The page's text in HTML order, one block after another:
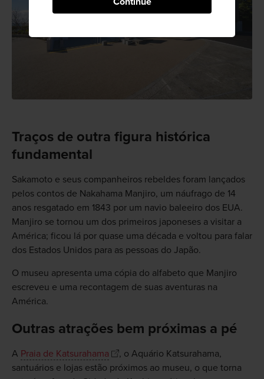
Traços de outra figura histórica
fundamental
Sakamoto e seus companheiros rebeldes foram lançados
pelos contos de Nakahama Manjiro, um náufrago de 14
anos resgatado em 1843 por um navio baleeiro dos EUA.
Manjiro se tornou um dos primeiros japoneses a visitar a
América; ficou lá por quase uma década e voltou para falar
dos Estados Unidos para as pessoas do Japão.
O museu apresenta uma cópia do alfabeto que Manjiro
escreveu e uma recontagem de suas aventuras na
América.
Outras atrações bem próximas a pé
A Praia de Katsurahama
, o Aquário Katsurahama,
santuários e lojas estão próximos ao museu, o que torna